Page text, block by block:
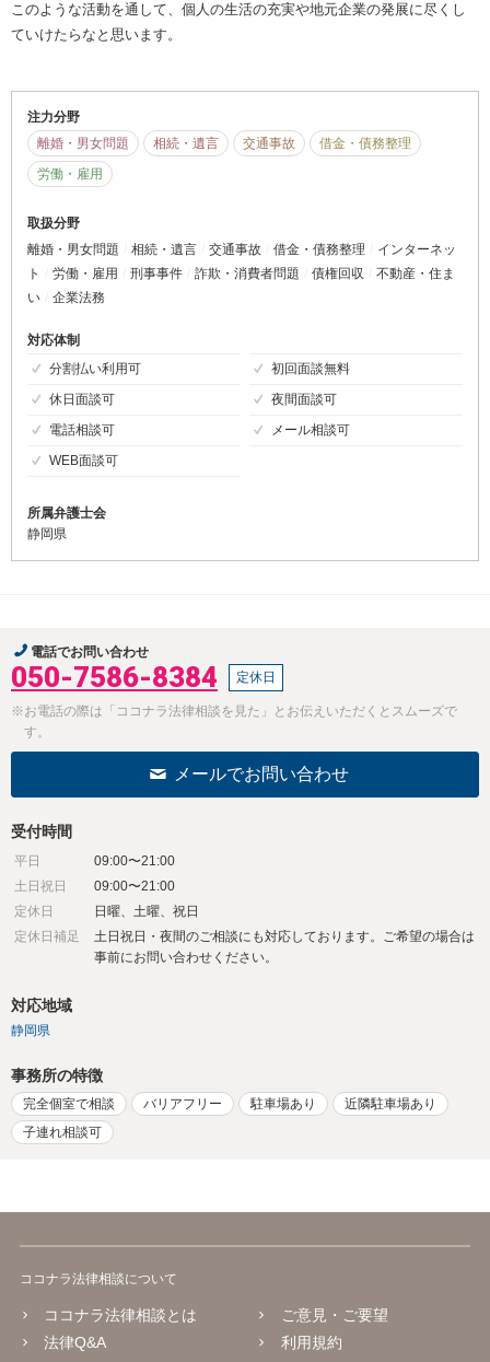
このような活動を通して、個人の生活の充実や地元企業の発展に尽くし
ていけたらなと思います。
注力分野
離婚・男女問題
相続・遺言 交通事故
借金・債務整理
労働・雇用
取扱分野
離婚・男女問題
相続・遺言 交通事故 借金・債務整理
インターネッ
ト
労働・雇用 刑事事件 詐欺・消費者問題 債権回収
不動産・住ま
い
企業法務
対応体制
分割払い利用可
初回面談無料
休日面談可
夜間面談可
電話相談可
メール相談可
WEB面談可
所属弁護士会
静岡県
電話でお問い合わせ
050-7586-8384 定休日
※お電話の際は「ココナラ法律相談を見た」とお伝えいただくとスムーズで
す。
メールでお問い合わせ
受付時間
平日
09:00〜21:00
土日祝日
09:00〜21:00
定休日
日曜、土曜、祝日
定休日補足
土日祝日・夜間のご相談にも対応しております。ご希望の場合は
事前にお問い合わせください。
対応地域
静岡県
事務所の特徴
完全個室で相談 バリアフリー 駐車場あり
近隣駐車場あり
子連れ相談可
ココナラ法律相談について
ココナラ法律相談とは
法律Q&A
ご意見・ご要望
利用規約